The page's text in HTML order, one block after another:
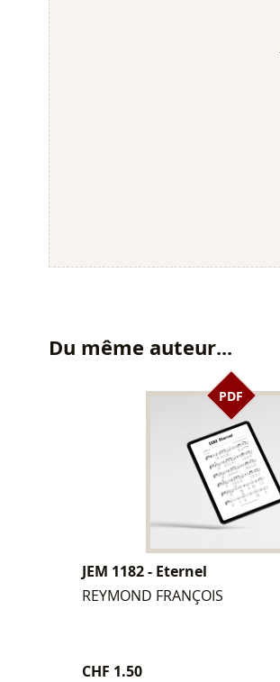
Du même auteur...
PDF
JEM 1182 - Eternel
REYMOND FRANÇOIS
CHF 1.50